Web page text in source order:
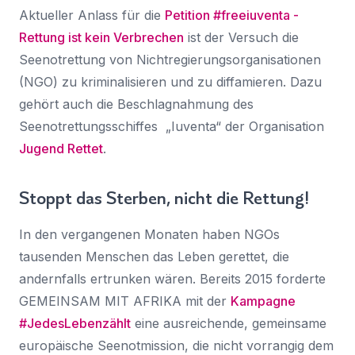
Aktueller Anlass für die Petition #freeiuventa -
Rettung ist kein Verbrechen ist der Versuch die
Seenotrettung von Nichtregierungsorganisationen
(NGO) zu kriminalisieren und zu diffamieren. Dazu
gehört auch die Beschlagnahmung des
Seenotrettungsschiffes „Iuventa“ der Organisation
Jugend Rettet.
Stoppt das Sterben, nicht die Rettung!
In den vergangenen Monaten haben NGOs
tausenden Menschen das Leben gerettet, die
andernfalls ertrunken wären. Bereits 2015 forderte
GEMEINSAM MIT AFRIKA mit der Kampagne
#JedesLebenzählt eine ausreichende, gemeinsame
europäische Seenotmission, die nicht vorrangig dem
Bestätigen*
Ich habe die Datenschutzerklärunggelesen und
stimme ihr zu.
Ihre persönlichen Daten werden verwendet, um Ihr
Erlebnis auf dieser Website zu unterstützen. Wie und
warum wir Ihre persönlichen Daten verwenden, können
Sie in unsererDatenschutzerklärungnachlesen.
Registrieren
Ein Link zum Erstellen eines neuen Passwort wird an deine
Sie haben bereits ein Konto?